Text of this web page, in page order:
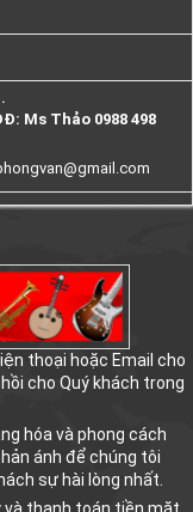
Ms Thảo 0988 498
thoại hoặc Email cho
cho Quý khách trong
hóa và phong cách
ánh để chúng tôi
sự hài lòng nhất.